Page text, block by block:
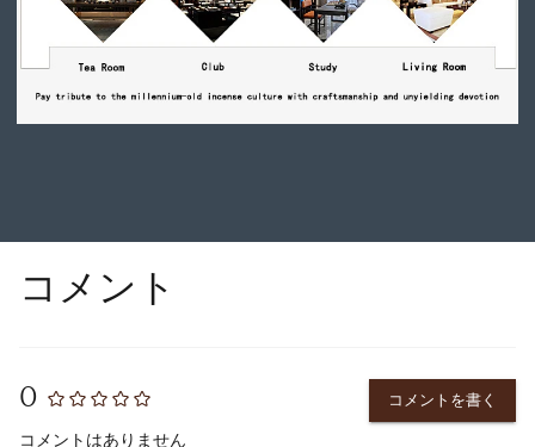
コメント
0
コメントはありません
コメントを書く